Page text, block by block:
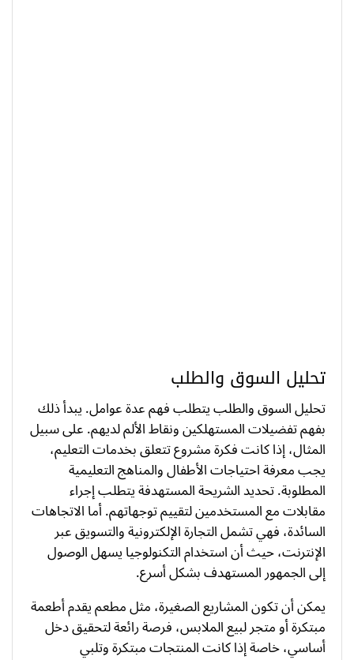
تحليل السوق والطلب
تحليل السوق والطلب يتطلب فهم عدة عوامل. يبدأ ذلك
بفهم تفضيلات المستهلكين ونقاط الألم لديهم. على سبيل
المثال، إذا كانت فكرة مشروع تتعلق بخدمات التعليم،
يجب معرفة احتياجات الأطفال والمناهج التعليمية
المطلوبة. تحديد الشريحة المستهدفة يتطلب إجراء
مقابلات مع المستخدمين لتقييم توجهاتهم. أما الاتجاهات
السائدة، فهي تشمل التجارة الإلكترونية والتسويق عبر
الإنترنت، حيث أن استخدام التكنولوجيا يسهل الوصول
إلى الجمهور المستهدف بشكل أسرع.
يمكن أن تكون المشاريع الصغيرة، مثل مطعم يقدم أطعمة
مبتكرة أو متجر لبيع الملابس، فرصة رائعة لتحقيق دخل
أساسي، خاصة إذا كانت المنتجات مبتكرة وتلبي